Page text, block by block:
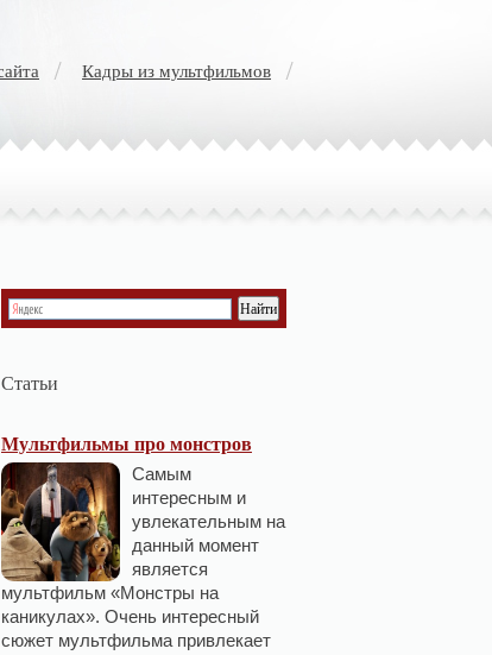
Кадры из мультфильмов
Статьи
Мультфильмы про монстров
Самым
интересным и
увлекательным на
данный момент
является
мультфильм «Монстры на
каникулах». Очень интересный
сюжет мультфильма привлекает